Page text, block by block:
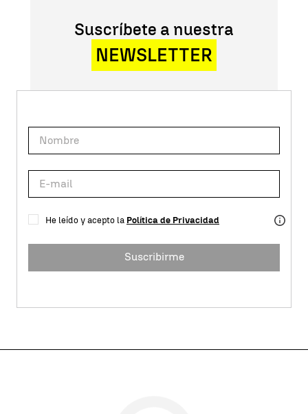
Suscríbete a nuestra
NEWSLETTER
He leído y acepto la Política de Privacidad
Suscribirme